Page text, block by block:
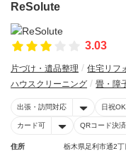
ReSolute
3.03
片づけ・遺品整理
住宅リフ
ハウスクリーニング
畳・障
出張・訪問対応 日祝OK
カード可 QRコード決
住所
栃木県足利市通2